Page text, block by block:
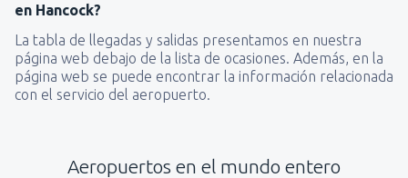
en Hancock?
La tabla de llegadas y salidas presentamos en nuestra
página web debajo de la lista de ocasiones. Además, en la
página web se puede encontrar la información relacionada
con el servicio del aeropuerto.
Aeropuertos en el mundo entero